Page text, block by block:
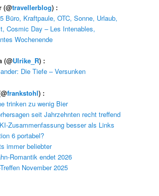
(@travellerblog) :
Büro, Kraftpaule, OTC, Sonne, Urlaub,
Cosmic Day – Les Intenables,
Wochenende
(@Ulrike_R) :
Die Tiefe – Versunken
frankstohl) :
trinken zu wenig Bier
seit Jahrzehnten recht treffend
Zusammenfassung besser als Links
6 portabel?
immer beliebter
Romantik endet 2026
November 2025